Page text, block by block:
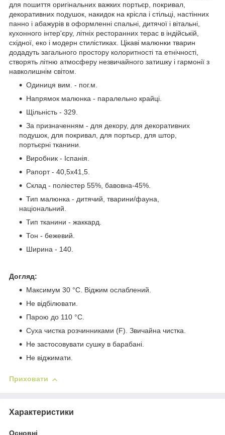
для пошиття оригінальних важких портьєр, покривал,
декоративних подушок, накидок на крісла і стільці, настінних
панно і абажурів в оформленні спальні, дитячої і вітальні,
кухонного інтер'єру, літніх ресторанних терас в індійській,
східної, еко і модерн стилістиках. Цікаві малюнки тварин
додадуть загального простору колоритності та етнічності,
створять літню атмосферу незвичайного затишку і гармонії з
навколишнім світом.
Одиниця вим. - пог.м.
Напрямок малюнка - паралельно крайці.
Щільність - 329.
За призначенням - для декору, для декоративних
подушок, для покривал, для портьєр, для штор,
портьєрні тканини.
Виробник - Іспанія.
Рапорт - 40,5х41,5.
Склад - поліестер 55%, бавовна-45%.
Тип малюнка - дитячий, тварини/фауна,
національний.
Тип тканини - жаккард.
Тон - бежевий.
Ширина - 140.
Догляд:
Максимум 30 °C. Віджим ослаблений.
Не відбілювати.
Парою до 110 °C.
Суха чистка розчинниками (F). Звичайна чистка.
Не застосовувати сушку в барабані.
Не віджимати.
Приховати
Характеристики
Основні